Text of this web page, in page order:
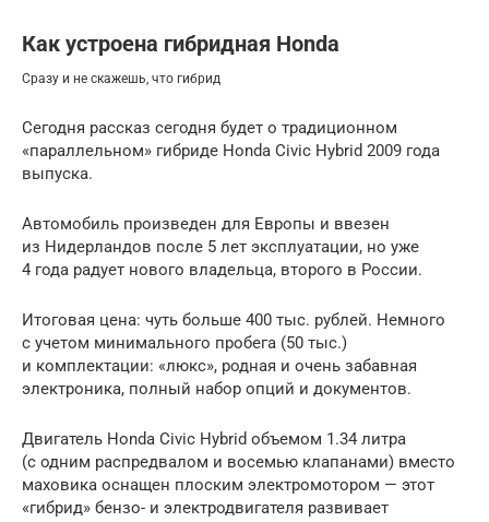
Как устроена гибридная Honda
Сразу и не скажешь, что гибрид
Сегодня рассказ сегодня будет о традиционном
«параллельном» гибриде Honda Civic Hybrid 2009 года
выпуска.
Автомобиль произведен для Европы и ввезен
из Нидерландов после 5 лет эксплуатации, но уже
4 года радует нового владельца, второго в России.
Итоговая цена: чуть больше 400 тыс. рублей. Немного
с учетом минимального пробега (50 тыс.)
и комплектации: «люкс», родная и очень забавная
электроника, полный набор опций и документов.
Двигатель Honda Civic Hybrid объемом 1.34 литра
(с одним распредвалом и восемью клапанами) вместо
маховика оснащен плоским электромотором — этот
«гибрид» бензо- и электродвигателя развивает